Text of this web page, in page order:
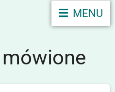
MENU